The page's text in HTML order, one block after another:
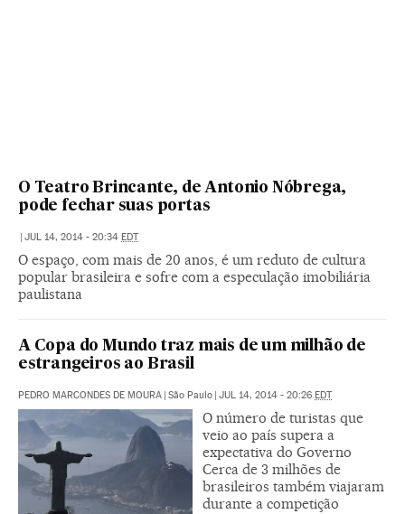
O Teatro Brincante, de Antonio Nóbrega,
pode fechar suas portas
JUL 14, 2014 - 20:34 EDT
O espaço, com mais de 20 anos, é um reduto de cultura
popular brasileira e sofre com a especulação imobiliária
paulistana
A Copa do Mundo traz mais de um milhão de
estrangeiros ao Brasil
PEDRO MARCONDES DE MOURA São Paulo JUL 14, 2014 - 20:26 EDT
O número de turistas que
veio ao país supera a
expectativa do Governo
Cerca de 3 milhões de
brasileiros também viajaram
durante a competição